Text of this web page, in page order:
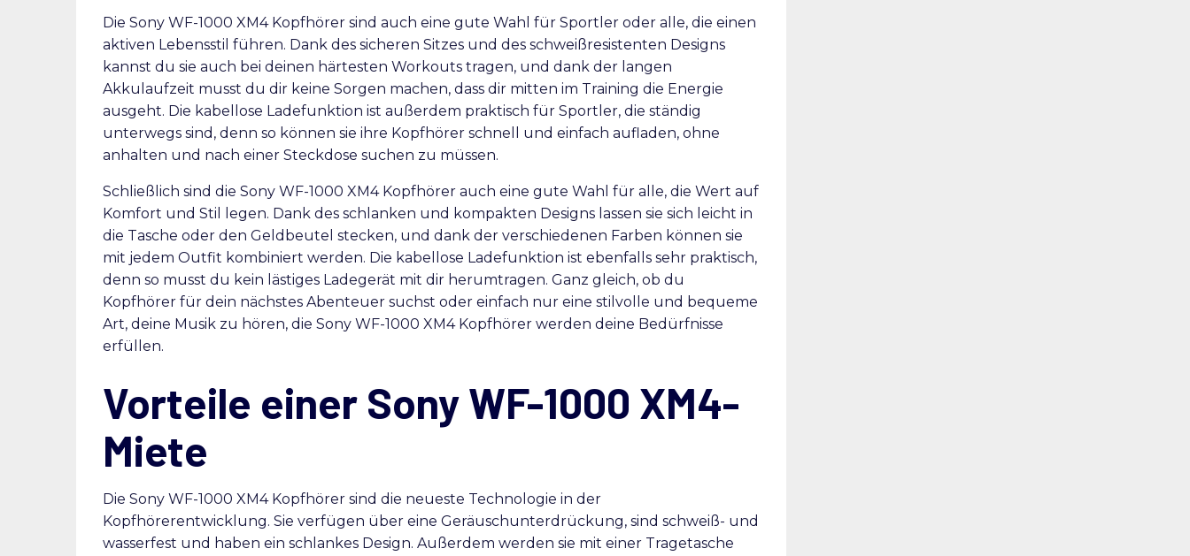
Die Sony WF-1000 XM4 Kopfhörer sind auch eine gute Wahl für Sportler oder alle, die einen
aktiven Lebensstil führen. Dank des sicheren Sitzes und des schweißresistenten Designs
kannst du sie auch bei deinen härtesten Workouts tragen, und dank der langen
Akkulaufzeit musst du dir keine Sorgen machen, dass dir mitten im Training die Energie
ausgeht. Die kabellose Ladefunktion ist außerdem praktisch für Sportler, die ständig
unterwegs sind, denn so können sie ihre Kopfhörer schnell und einfach aufladen, ohne
anhalten und nach einer Steckdose suchen zu müssen.
Schließlich sind die Sony WF-1000 XM4 Kopfhörer auch eine gute Wahl für alle, die Wert auf
Komfort und Stil legen. Dank des schlanken und kompakten Designs lassen sie sich leicht in
die Tasche oder den Geldbeutel stecken, und dank der verschiedenen Farben können sie
mit jedem Outfit kombiniert werden. Die kabellose Ladefunktion ist ebenfalls sehr praktisch,
denn so musst du kein lästiges Ladegerät mit dir herumtragen. Ganz gleich, ob du
Kopfhörer für dein nächstes Abenteuer suchst oder einfach nur eine stilvolle und bequeme
Art, deine Musik zu hören, die Sony WF-1000 XM4 Kopfhörer werden deine Bedürfnisse
erfüllen.
Vorteile einer Sony WF-1000 XM4-
Miete
Die Sony WF-1000 XM4 Kopfhörer sind die neueste Technologie in der
Kopfhörerentwicklung. Sie verfügen über eine Geräuschunterdrückung, sind schweiß- und
wasserfest und haben ein schlankes Design. Außerdem werden sie mit einer Tragetasche